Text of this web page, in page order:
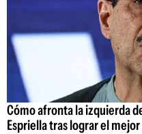
Cómo afronta la izquierda
Espriella tras lograr el